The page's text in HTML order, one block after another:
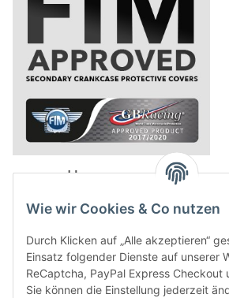
Wie wir Cookies & Co nutzen
Durch Klicken auf „Alle akzeptieren“
Einsatz folgender Dienste auf unserer
ReCaptcha, PayPal Express Checkout
Sie können die Einstellung jederzeit
powered by